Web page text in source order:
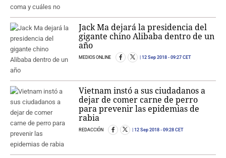
Jack Ma dejará la presidencia del
gigante chino Alibaba dentro de un
año
MEDIOS ONLINE 12 Sep 2018 - 09:27 CET
Vietnam instó a sus ciudadanos a
dejar de comer carne de perro
para prevenir las epidemias de
rabia
REDACCIÓN 12 Sep 2018 - 09:28 CET